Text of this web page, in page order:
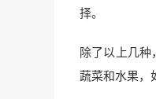
择。
除了以上几
蔬菜和水果，